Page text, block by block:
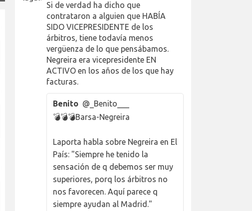
Si de verdad ha dicho que
contrataron a alguien que HABÍA
SIDO VICEPRESIDENTE de los
árbitros, tiene todavía menos
vergüenza de lo que pensábamos.
Negreira era vicepresidente EN
ACTIVO en los años de los que hay
facturas.
Benito @_Benito___
💣💣💣Barsa-Negreira
Laporta habla sobre Negreira en El
País: "Siempre he tenido la
sensación de q debemos ser muy
superiores, porq los árbitros no
nos favorecen. Aquí parece q
siempre ayudan al Madrid."